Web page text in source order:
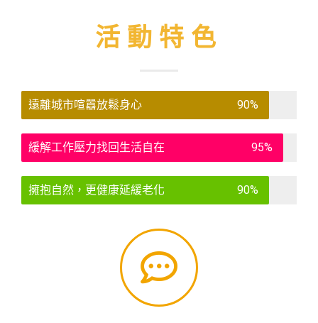
活動特色
遠離城市喧囂放鬆身心 90%
緩解工作壓力找回生活自在 95%
擁抱自然，更健康延緩老化 90%
受到：「這很棒！很安全！不會發生什麼事。」 除了五感減敏外，在大
自然中活動，孩子們還能在以下方面獲得改善：情緒、知覺、溝通、社
交互動、肢體活動、行為。 參考資料： The Benefits of Outdoor
Activities for Children with Autism Yuan-Yu Chang and Chun-Yen
Chang Department of Horticulture, National Taiwan University, Taipei,